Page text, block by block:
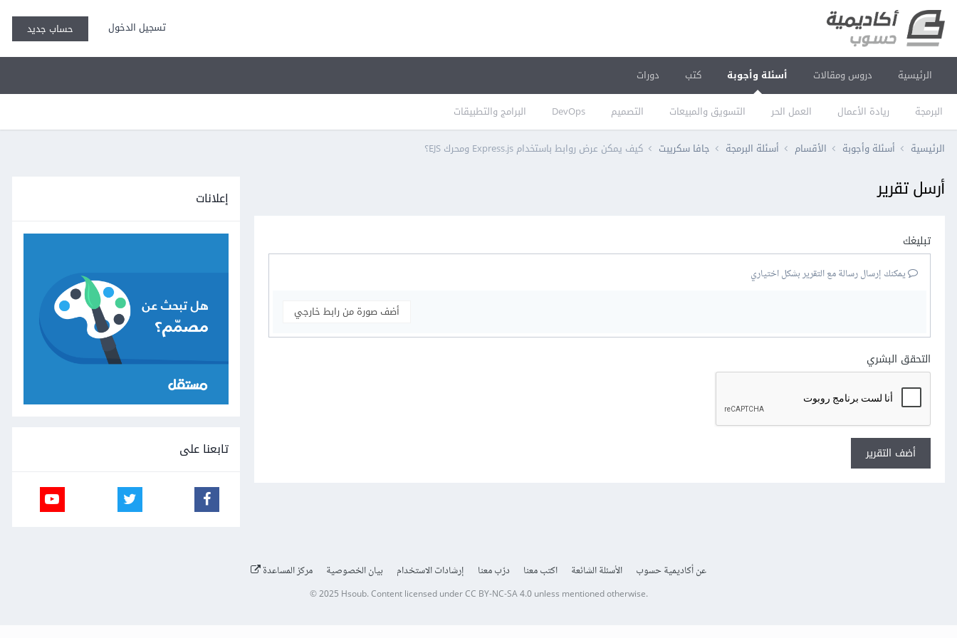
تسجيل الدخول حساب جديد
الرئيسية دروس ومقالات أسئلة وأجوبة
البرمجة ريادة الأعمال العمل الحر التسويق والمبيعات التصميم DevOps البرامج والتطبيقات
كتب دورات
الرئيسية أسئلة وأجوبة الأقسام أسئلة البرمجة جافا سكريبت كيف يمكن عرض روابط باستخدام Express.js ومحرك EJS؟
أرسل تقرير
تبليغك
يمكنك إرسال رسالة مع التقرير بشكل اختياري
أضف صورة من رابط خارجي
التحقق البشري
أضف التقرير
إعلانات
تابعنا على
عن أكاديمية حسوب الأسئلة الشائعة اكتب معنا درّب معنا إرشادات الاستخدام بيان الخصوصية مركز المساعدة
© 2025 Hsoub.Content licensed underCC BY-NC-SA 4.0unless mentioned otherwise.